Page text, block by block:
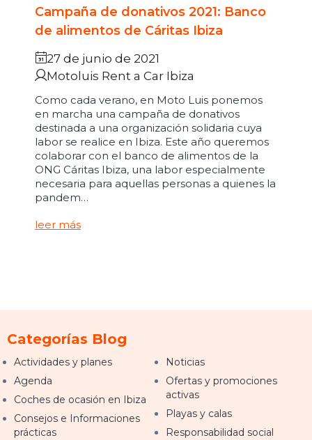
Campaña de donativos 2021: Banco
de alimentos de Cáritas Ibiza
27 de junio de 2021
Motoluis Rent a Car Ibiza
Como cada verano, en Moto Luis ponemos
en marcha una campaña de donativos
destinada a una organización solidaria cuya
labor se realice en Ibiza. Este año queremos
colaborar con el banco de alimentos de la
ONG Cáritas Ibiza, una labor especialmente
necesaria para aquellas personas a quienes la
pandem…
leer más
Categorías Blog
Actividades y planes
Agenda
Coches de ocasión en Ibiza
Consejos e Informaciones
prácticas
Noticias
Ofertas y promociones
activas
Playas y calas
Responsabilidad social